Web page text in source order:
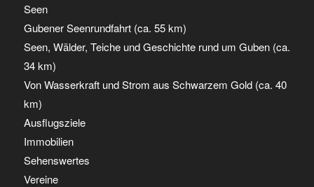
Seen
Gubener Seenrundfahrt (ca. 55 km)
Seen, Wälder, Teiche und Geschichte rund um Guben (ca.
34 km)
Von Wasserkraft und Strom aus Schwarzem Gold (ca. 40
km)
Ausflugsziele
Immobilien
Sehenswertes
Vereine